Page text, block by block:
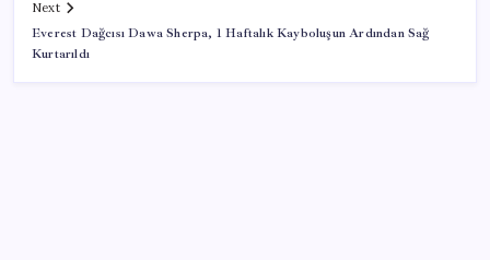
Next
Everest Dağcısı Dawa Sherpa, 1 Haftalık Kayboluşun Ardından Sağ
Kurtarıldı